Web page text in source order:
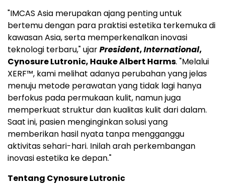
"IMCAS Asia merupakan ajang penting untuk
bertemu dengan para praktisi estetika terkemuka di
kawasan Asia, serta memperkenalkan inovasi
teknologi terbaru," ujarPresident,International,
Cynosure Lutronic, Hauke Albert Harms. "Melalui
XERF™, kami melihat adanya perubahan yang jelas
menuju metode perawatan yang tidak lagi hanya
berfokus pada permukaan kulit, namun juga
memperkuat struktur dan kualitas kulit dari dalam.
Saat ini, pasien menginginkan solusi yang
memberikan hasil nyata tanpa mengganggu
aktivitas sehari-hari. Inilah arah perkembangan
inovasi estetika ke depan."
Tentang Cynosure Lutronic